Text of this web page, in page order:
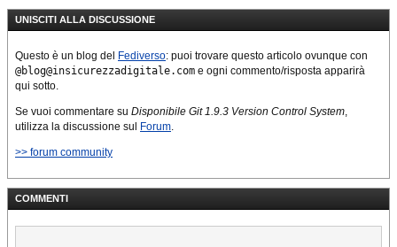
UNISCITI ALLA DISCUSSIONE
Questo è un blog del Fediverso: puoi trovare questo articolo ovunque con
@blog@insicurezzadigitale.com e ogni commento/risposta apparirà
qui sotto.
Se vuoi commentare su Disponibile Git 1.9.3 Version Control System,
utilizza la discussione sul
Forum.
>> forum community
COMMENTI